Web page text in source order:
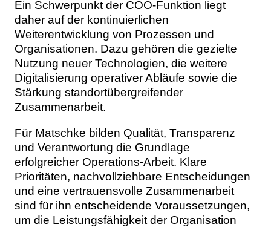
Ein Schwerpunkt der COO-Funktion liegt
daher auf der kontinuierlichen
Weiterentwicklung von Prozessen und
Organisationen. Dazu gehören die gezielte
Nutzung neuer Technologien, die weitere
Digitalisierung operativer Abläufe sowie die
Stärkung standortübergreifender
Zusammenarbeit.
Für Matschke bilden Qualität, Transparenz
und Verantwortung die Grundlage
erfolgreicher Operations-Arbeit. Klare
Prioritäten, nachvollziehbare Entscheidungen
und eine vertrauensvolle Zusammenarbeit
sind für ihn entscheidende Voraussetzungen,
um die Leistungsfähigkeit der Organisation